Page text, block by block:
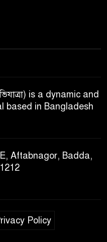
is a dynamic and
based in Bangladesh
Aftabnagor, Badda,
Policy